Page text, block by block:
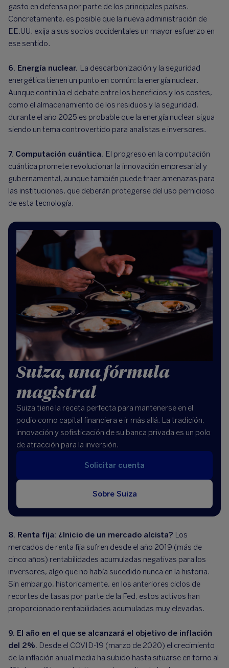
gasto en defensa por parte de los principales países.
Concretamente, es posible que la nueva administración de
EE.UU. exija a sus socios occidentales un mayor esfuerzo en
ese sentido.
6. Energía nuclear. La descarbonización y la seguridad
energética tienen un punto en común: la energía nuclear.
Aunque continúa el debate entre los beneficios y los costes,
como el almacenamiento de los residuos y la seguridad,
durante el año 2025 es probable que la energía nuclear sigua
siendo un tema controvertido para analistas e inversores.
7. Computación cuántica. El progreso en la computación
cuántica promete revolucionar la innovación empresarial y
gubernamental, aunque también puede traer amenazas para
las instituciones, que deberán protegerse del uso pernicioso
de esta tecnología.
Suiza, una fórmula
magistral
Suiza tiene la receta perfecta para mantenerse en el
podio como capital financiera e ir más allá. La tradición,
innovación y sofisticación de su banca privada es un polo
de atracción para la inversión.
Sobre Suiza
Solicitar cuenta
8. Renta fija: ¿Inicio de un mercado alcista? Los
mercados de renta fija sufren desde el año 2019 (más de
cinco años) rentabilidades acumuladas negativas para los
inversores, algo que no había sucedido nunca en la historia.
Sin embargo, historicamente, en los anteriores ciclos de
recortes de tasas por parte de la Fed, estos activos han
proporcionado rentabilidades acumuladas muy elevadas.
9. El año en el que se alcanzará el objetivo de inflación
del 2%. Desde el COVID-19 (marzo de 2020) el crecimiento
de la inflación anual media ha subido hasta situarse en torno al